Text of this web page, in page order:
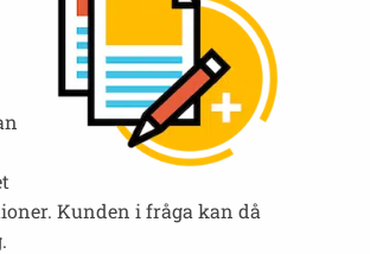
Kunden i fråga kan då